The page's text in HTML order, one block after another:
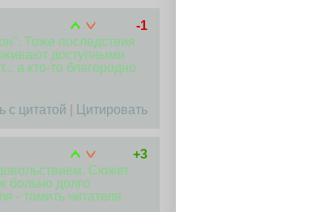
-1
Тоже последствия
доступными
а кто-то благородно
с цитатой Цитировать
+3
Сюжет
больно долго
- томить читателя